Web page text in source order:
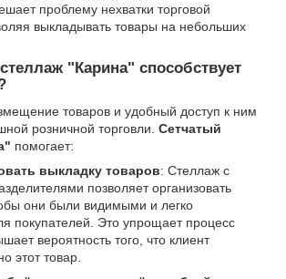
проблему нехватки торговой
выкладывать товары на небольших
"Карина" способствует
товаров и удобный доступ к ним
розничной торговли. Сетчатый
помогает:
выкладку товаров: Стеллаж с
позволяет организовать
они были видимыми и легко
покупателей. Это упрощает процесс
вероятность того, что клиент
этот товар.